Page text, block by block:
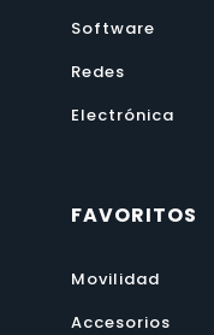
Software
Redes
Electrónica
FAVORITOS
Movilidad
Accesorios